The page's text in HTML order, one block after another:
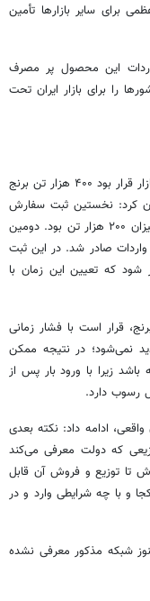
برای سایر بازارها تأمین
این محصول پر مصرف
را برای بازار ایران تحت
با بیان اینکه بنا بر تصمیم ستاد تنظیم بازار قرار بود ۴۰۰ هزار تن برنج
عنوان کرد: نخستین ثبت سفارش
پس از این اعلام ستاد تنظیم بازار، ۳۰ دی ماه به میزان ۲۰۰ هزار تن بود. دومین
باز شد و مجوز ۱۷۰ هزار تن واردات صادر شد. در این ثبت
۴۵ روزه وارد کشور شود که تعیین این زمان با
قرار است با فشار زمانی
نمی‌شود؛ در نتیجه ممکن
زیرا با ورود بار پس از
رسوب دارد.
واقعی، ادامه داد: نکته بعدی
که دولت معرفی می‌کند
تا توزیع و فروش آن قابل
با چه شرایطی وارد و در
شبکه مذکور معرفی نشده